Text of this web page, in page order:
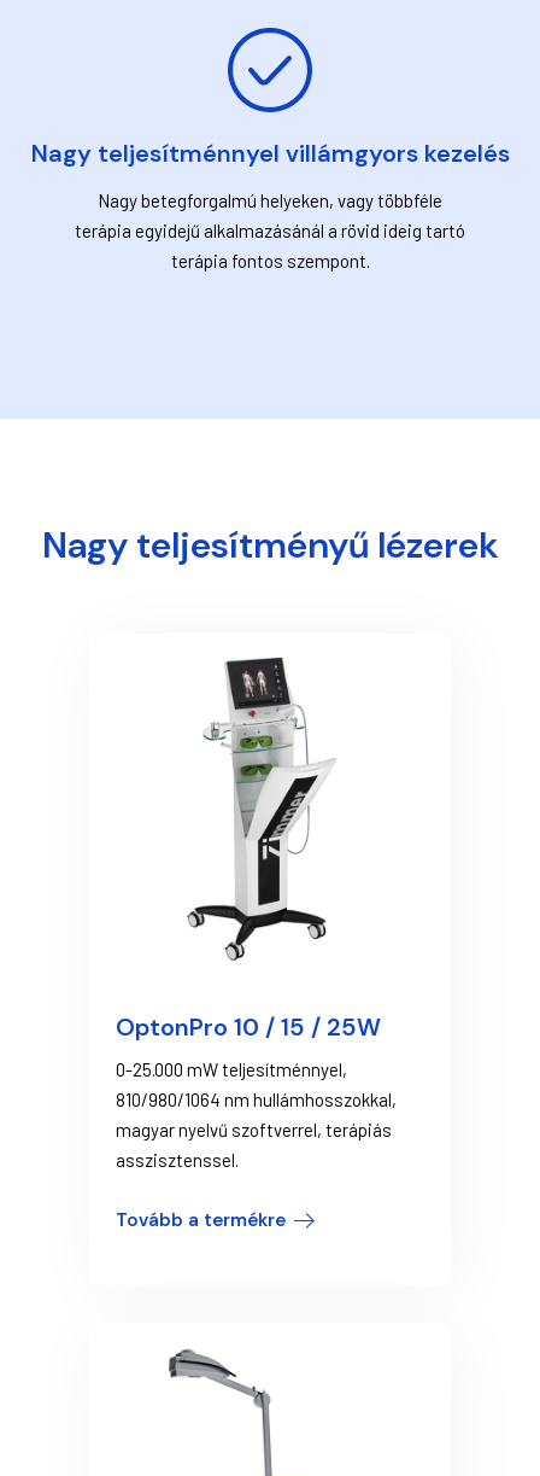
Nagy teljesítménnyel villámgyors kezelés
Nagy betegforgalmú helyeken, vagy többféle
terápia egyidejű alkalmazásánál a rövid ideig tartó
terápia fontos szempont.
Nagy teljesítményű lézerek
OptonPro 10 / 15 / 25W
0-25.000 mW teljesítménnyel,
810/980/1064 nm hullámhosszokkal,
magyar nyelvű szoftverrel, terápiás
asszisztenssel.
Tovább a termékre